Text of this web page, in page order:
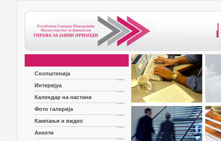
Соопштенија
Интервјуа
Календар на настани
Фото галерија
Кампањи и видео
Анкети